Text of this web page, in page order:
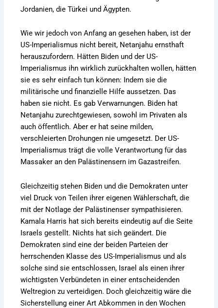
Jordanien, die Türkei und Ägypten.
Wie wir jedoch von Anfang an gesehen haben, ist der
US-Imperialismus nicht bereit, Netanjahu ernsthaft
herauszufordern. Hätten Biden und der US-
Imperialismus ihn wirklich zurückhalten wollen, hätten
sie es sehr einfach tun können: Indem sie die
militärische und finanzielle Hilfe aussetzen. Das
haben sie nicht. Es gab Verwarnungen. Biden hat
Netanjahu zurechtgewiesen, sowohl im Privaten als
auch öffentlich. Aber er hat seine milden,
verschleierten Drohungen nie umgesetzt. Der US-
Imperialismus trägt die volle Verantwortung für das
Massaker an den Palästinensern im Gazastreifen.
Gleichzeitig stehen Biden und die Demokraten unter
viel Druck von Teilen ihrer eigenen Wählerschaft, die
mit der Notlage der Palästinenser sympathisieren.
Kamala Harris hat sich bereits eindeutig auf die Seite
Israels gestellt. Nichts hat sich geändert. Die
Demokraten sind eine der beiden Parteien der
herrschenden Klasse des US-Imperialismus und als
solche sind sie entschlossen, Israel als einen ihrer
wichtigsten Verbündeten in einer entscheidenden
Weltregion zu verteidigen. Doch gleichzeitig wäre die
Sicherstellung einer Art Abkommen in den Wochen